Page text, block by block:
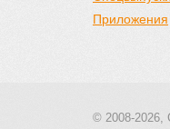
Приложения
© 2008-2026,